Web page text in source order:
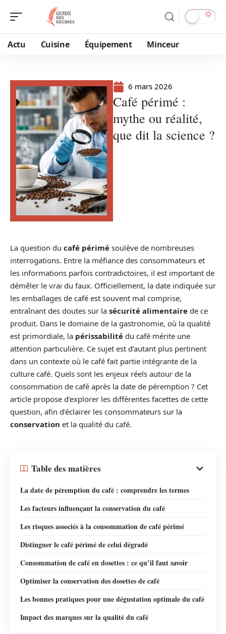
Actu Cuisine Équipement Minceur
6 mars 2026
Café périmé :
mythe ou réalité,
que dit la science ?
La question du café périmé soulève de nombreuses
interrogations. Entre la méfiance des consommateurs et
les informations parfois contradictoires, il est important de
démêler le vrai du faux. Officiellement, la date indiquée sur
les emballages de café est souvent mal comprise,
entraînant des doutes sur la sécurité alimentaire de ce
produit. Dans le domaine de la gastronomie, où la qualité
est primordiale, la périssabilité du café mérite une
attention particulière. Ce sujet est d’autant plus pertinent
dans un contexte où le café fait partie intégrante de la
culture café. Quels sont les enjeux réels autour de la
consommation de café après la date de péremption ? Cet
article propose d’explorer les différentes facettes de cette
question, afin d’éclairer les consommateurs sur la
conservation et la qualité du café.
Table des matières
La date de péremption du café : comprendre les termes
Les facteurs influençant la conservation du café
Les risques associés à la consommation de café périmé
Distinguer le café périmé de celui dégradé
Consommation de café en dosettes : ce qu’il faut savoir
Optimiser la conservation des dosettes de café
Les bonnes pratiques pour une dégustation optimale du café
Impact des marques sur la qualité du café